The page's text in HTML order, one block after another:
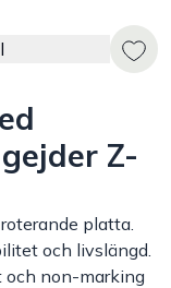
Z-
platta.
och livslängd.
och non-marking